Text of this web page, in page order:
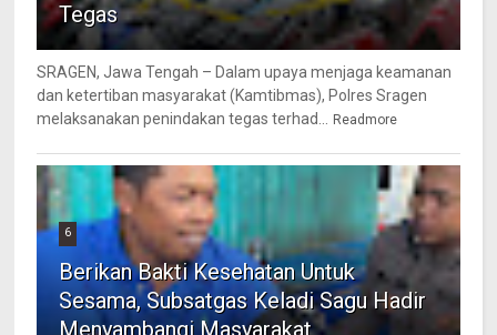
Tegas
SRAGEN, Jawa Tengah – Dalam upaya menjaga keamanan
dan ketertiban masyarakat (Kamtibmas), Polres Sragen
melaksanakan penindakan tegas terhad... Readmore
6
Berikan Bakti Kesehatan Untuk
Sesama, Subsatgas Keladi Sagu Hadir